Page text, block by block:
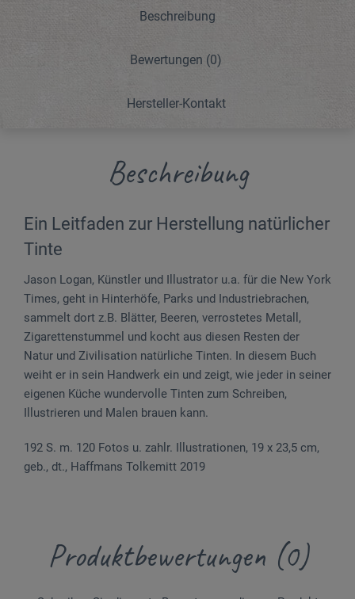
Beschreibung
Bewertungen (0)
Hersteller-Kontakt
Beschreibung
Ein Leitfaden zur Herstellung natürlicher
Tinte
Jason Logan, Künstler und Illustrator u.a. für die New York
Times, geht in Hinterhöfe, Parks und Industriebrachen,
sammelt dort z.B. Blätter, Beeren, verrostetes Metall,
Zigarettenstummel und kocht aus diesen Resten der
Natur und Zivilisation natürliche Tinten. In diesem Buch
weiht er in sein Handwerk ein und zeigt, wie jeder in seiner
eigenen Küche wundervolle Tinten zum Schreiben,
Illustrieren und Malen brauen kann.
192 S. m. 120 Fotos u. zahlr. Illustrationen, 19 x 23,5 cm,
geb., dt., Haffmans Tolkemitt 2019
Produktbewertungen (0)